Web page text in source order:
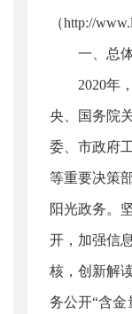
（http://
一、总体
2020年，
央、国务院
委、市政府
等重要决策
阳光政务。
开，加强信
核，创新解
务公开“含金